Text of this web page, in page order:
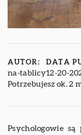
AUTOR:
na-tablicy
DATA
12-20-
Potrzebujesz ok. 2
Psychologowie